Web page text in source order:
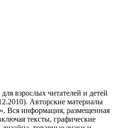
взрослых читателей и детей
Авторские материалы
информация, размещенная
тексты, графические